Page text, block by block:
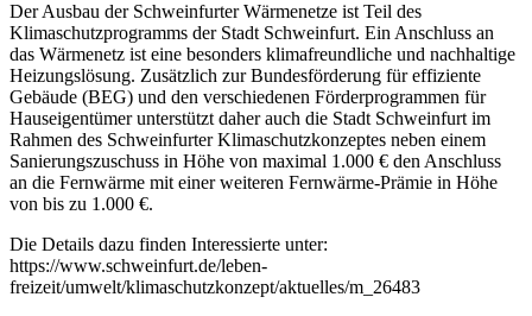
Der Ausbau der Schweinfurter Wärmenetze ist Teil des
Klimaschutzprogramms der Stadt Schweinfurt. Ein Anschluss an
das Wärmenetz ist eine besonders klimafreundliche und nachhaltige
Heizungslösung. Zusätzlich zur Bundesförderung für effiziente
Gebäude (BEG) und den verschiedenen Förderprogrammen für
Hauseigentümer unterstützt daher auch die Stadt Schweinfurt im
Rahmen des Schweinfurter Klimaschutzkonzeptes neben einem
Sanierungszuschuss in Höhe von maximal 1.000 € den Anschluss
an die Fernwärme mit einer weiteren Fernwärme-Prämie in Höhe
von bis zu 1.000 €.
Die Details dazu finden Interessierte unter:
https://www.schweinfurt.de/leben-
freizeit/umwelt/klimaschutzkonzept/aktuelles/m_26483